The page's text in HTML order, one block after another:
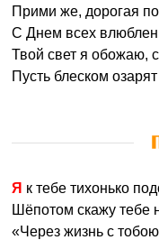
Прими же, дорогая
С Днем всех
Твой свет я обожаю,
Пусть блеском
Я к тебе тихонько
Шёпотом скажу тебе
«Через жизнь с